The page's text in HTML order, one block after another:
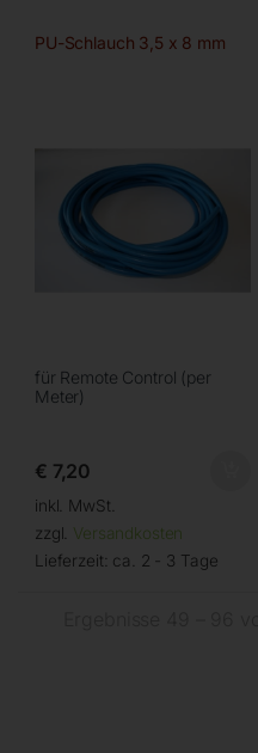
PU-Schlauch 3,5 x 8 mm
für Remote Control (per
Meter)
€ 7,20
inkl. MwSt.
zzgl. Versandkosten
Lieferzeit: ca. 2 - 3 Tage